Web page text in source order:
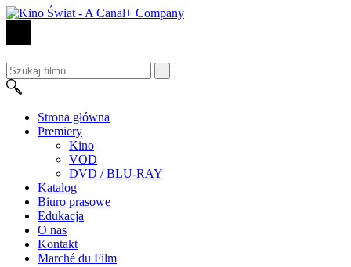
Strona główna
Premiery
Kino
VOD
DVD / BLU-RAY
Katalog
Biuro prasowe
Edukacja
O nas
Kontakt
Marché du Film